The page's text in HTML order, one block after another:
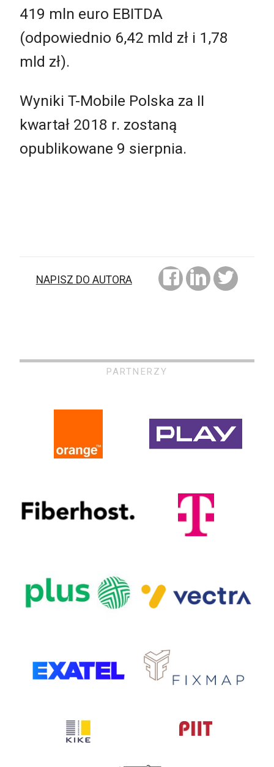
419 mln euro EBITDA
(odpowiednio 6,42 mld zł i 1,78
mld zł).
Wyniki T-Mobile Polska za II
kwartał 2018 r. zostaną
opublikowane 9 sierpnia.
NAPISZ DO AUTORA
PARTNERZY